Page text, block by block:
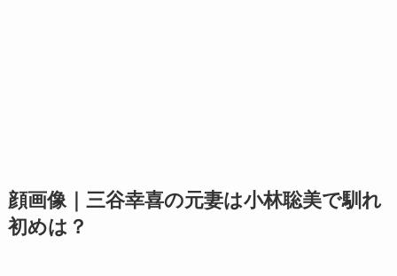
顔画像｜三谷幸喜の元妻は小林聡美で馴れ
初めは？